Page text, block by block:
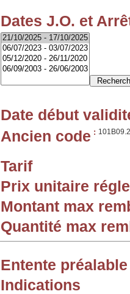
Dates J.O. et
Date début
Ancien code : 101B09.2
Tarif
Prix unitaire
Montant max
Quantité max
Entente préalable
Indications